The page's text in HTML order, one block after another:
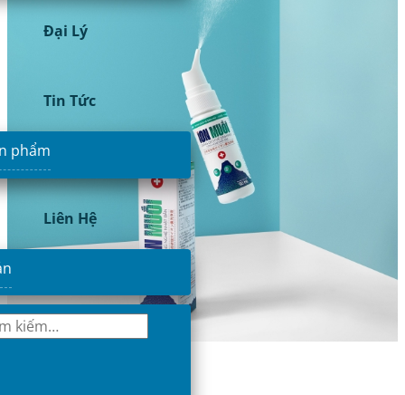
Đại Lý
Tin Tức
phẩm
Liên Hệ